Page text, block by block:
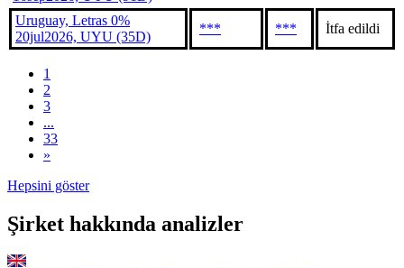
Uruguay, Letras 0%
20jul2026, UYU (35D)
*** *** İtfa edildi
1
2
3
...
33
»
Hepsini göster
Şirket hakkında analizler